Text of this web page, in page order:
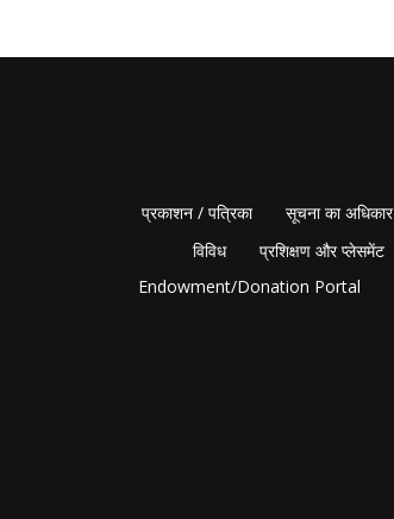
प्रकाशन / पत्रिका सूचना का अधिकार
विविध
प्रशिक्षण और प्लेसमेंट
Endowment/Donation Portal